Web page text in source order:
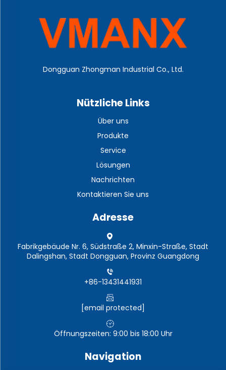
Dongguan Zhongman Industrial Co., Ltd.
Nützliche Links
Über uns
Produkte
Service
Lösungen
Nachrichten
Kontaktieren Sie uns
Adresse
Fabrikgebäude Nr. 6, Südstraße 2, Minxin-Straße, Stadt
Dalingshan, Stadt Dongguan, Provinz Guangdong
+86-13431441931
[email protected]
Öffnungszeiten: 9:00 bis 18:00 Uhr
Navigation